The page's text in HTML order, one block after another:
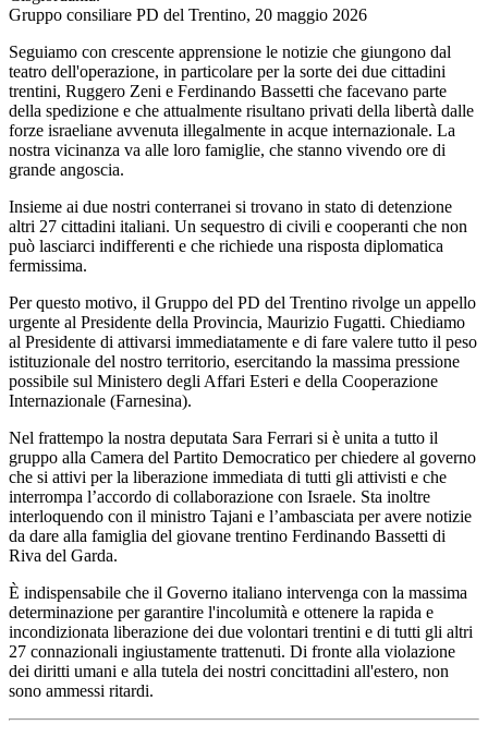
Gruppo consiliare PD del Trentino, 20 maggio 2026
Seguiamo con crescente apprensione le notizie che giungono dal
teatro dell'operazione, in particolare per la sorte dei due cittadini
trentini, Ruggero Zeni e Ferdinando Bassetti che facevano parte
della spedizione e che attualmente risultano privati della libertà dalle
forze israeliane avvenuta illegalmente in acque internazionale. La
nostra vicinanza va alle loro famiglie, che stanno vivendo ore di
grande angoscia.
Insieme ai due nostri conterranei si trovano in stato di detenzione
altri 27 cittadini italiani. Un sequestro di civili e cooperanti che non
può lasciarci indifferenti e che richiede una risposta diplomatica
fermissima.
Per questo motivo, il Gruppo del PD del Trentino rivolge un appello
urgente al Presidente della Provincia, Maurizio Fugatti. Chiediamo
al Presidente di attivarsi immediatamente e di fare valere tutto il peso
istituzionale del nostro territorio, esercitando la massima pressione
possibile sul Ministero degli Affari Esteri e della Cooperazione
Internazionale (Farnesina).
Nel frattempo la nostra deputata Sara Ferrari si è unita a tutto il
gruppo alla Camera del Partito Democratico per chiedere al governo
che si attivi per la liberazione immediata di tutti gli attivisti e che
interrompa l’accordo di collaborazione con Israele. Sta inoltre
interloquendo con il ministro Tajani e l’ambasciata per avere notizie
da dare alla famiglia del giovane trentino Ferdinando Bassetti di
Riva del Garda.
È indispensabile che il Governo italiano intervenga con la massima
determinazione per garantire l'incolumità e ottenere la rapida e
incondizionata liberazione dei due volontari trentini e di tutti gli altri
27 connazionali ingiustamente trattenuti. Di fronte alla violazione
dei diritti umani e alla tutela dei nostri concittadini all'estero, non
sono ammessi ritardi.